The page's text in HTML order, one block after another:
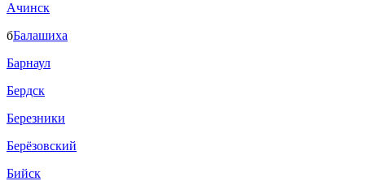
Ачинск
бБалашиха
Барнаул
Бердск
Березники
Берёзовский
Бийск